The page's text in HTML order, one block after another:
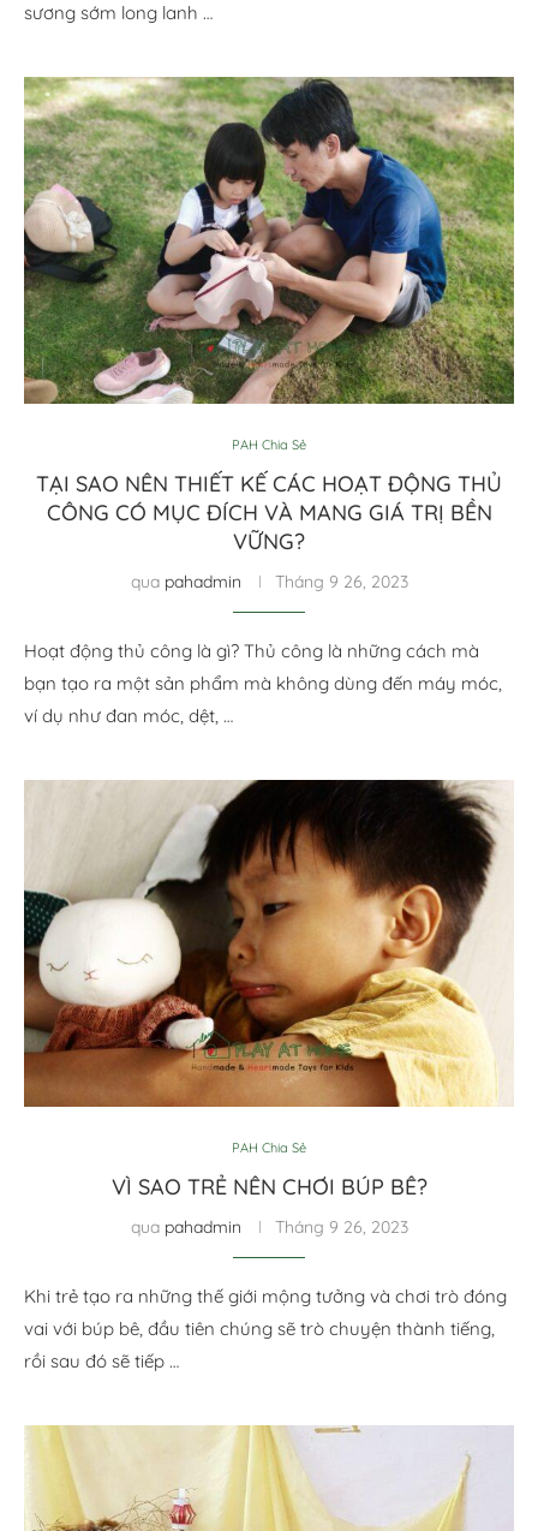
sương sớm long lanh …
PAH Chia Sẻ
TẠI SAO NÊN THIẾT KẾ CÁC HOẠT ĐỘNG THỦ
CÔNG CÓ MỤC ĐÍCH VÀ MANG GIÁ TRỊ BỀN
VỮNG?
qua pahadmin Tháng 9 26, 2023
Hoạt động thủ công là gì? Thủ công là những cách mà
bạn tạo ra một sản phẩm mà không dùng đến máy móc,
ví dụ như đan móc, dệt, …
PAH Chia Sẻ
VÌ SAO TRẺ NÊN CHƠI BÚP BÊ?
qua pahadmin Tháng 9 26, 2023
Khi trẻ tạo ra những thế giới mộng tưởng và chơi ​trò đóng
vai với búp bê, đầu tiên chúng sẽ trò chuyện thành tiếng,
rồi sau đó sẽ tiếp …